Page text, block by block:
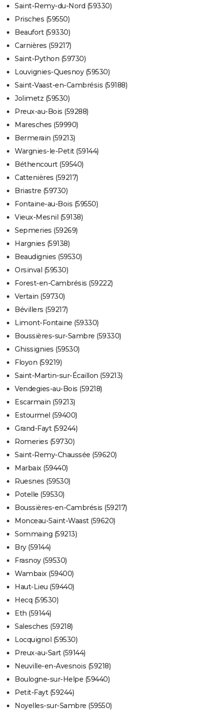
Saint-Remy-du-Nord (59330)
Prisches (59550)
Beaufort (59330)
Carnières (59217)
Saint-Python (59730)
Louvignies-Quesnoy (59530)
Saint-Vaast-en-Cambrésis (59188)
Jolimetz (59530)
Preux-au-Bois (59288)
Maresches (59990)
Bermerain (59213)
Wargnies-le-Petit (59144)
Béthencourt (59540)
Cattenières (59217)
Briastre (59730)
Fontaine-au-Bois (59550)
Vieux-Mesnil (59138)
Sepmeries (59269)
Hargnies (59138)
Beaudignies (59530)
Orsinval (59530)
Forest-en-Cambrésis (59222)
Vertain (59730)
Bévillers (59217)
Limont-Fontaine (59330)
Boussières-sur-Sambre (59330)
Ghissignies (59530)
Floyon (59219)
Saint-Martin-sur-Écaillon (59213)
Vendegies-au-Bois (59218)
Escarmain (59213)
Estourmel (59400)
Grand-Fayt (59244)
Romeries (59730)
Saint-Remy-Chaussée (59620)
Marbaix (59440)
Ruesnes (59530)
Potelle (59530)
Boussières-en-Cambrésis (59217)
Monceau-Saint-Waast (59620)
Sommaing (59213)
Bry (59144)
Frasnoy (59530)
Wambaix (59400)
Haut-Lieu (59440)
Hecq (59530)
Eth (59144)
Salesches (59218)
Locquignol (59530)
Preux-au-Sart (59144)
Neuville-en-Avesnois (59218)
Boulogne-sur-Helpe (59440)
Petit-Fayt (59244)
Noyelles-sur-Sambre (59550)